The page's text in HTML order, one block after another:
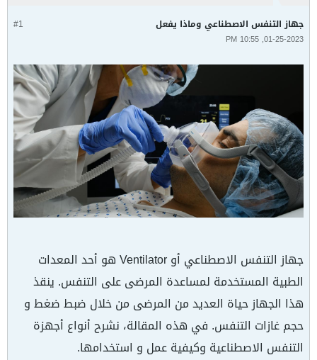
#1 جهاز التنفس الاصطناعي وماذا يفعل
01-25-2023, 10:55 PM
جهاز التنفس الاصطناعي أو Ventilator هو أحد المعدات
الطبية المستخدمة لمساعدة المرضى على التنفس. ينقذ
هذا الجهاز حياة العديد من المرضى من خلال ضبط ضغط و
حجم غازات التنفس. في هذه المقالة، نشرح أنواع أجهزة
التنفس الاصطناعية وكيفية عمل و استخدامها.